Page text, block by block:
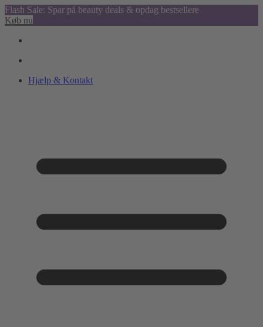
Flash Sale: Spar på beauty deals & opdag bestsellere
Køb nu
Hjælp & Kontakt